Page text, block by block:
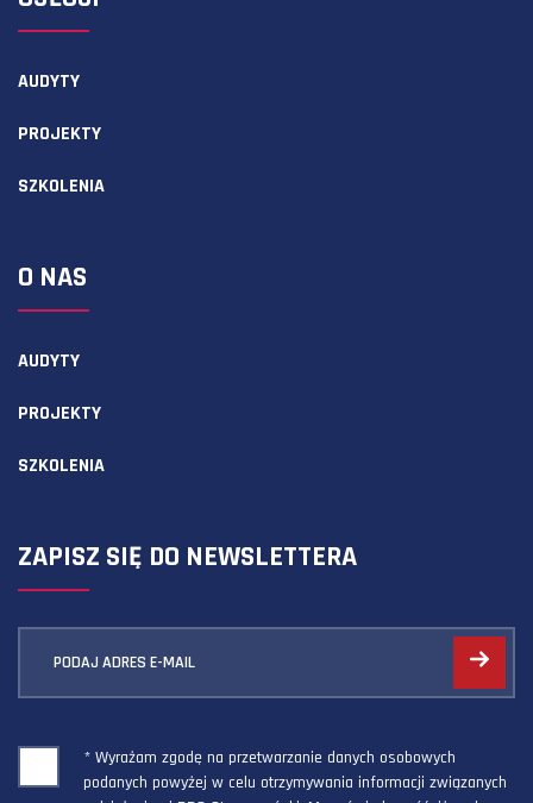
AUDYTY
PROJEKTY
SZKOLENIA
O NAS
AUDYTY
PROJEKTY
SZKOLENIA
ZAPISZ SIĘ DO NEWSLETTERA
PODAJ ADRES E-MAIL
* Wyrażam zgodę na przetwarzanie danych osobowych
podanych powyżej w celu otrzymywania informacji związanych